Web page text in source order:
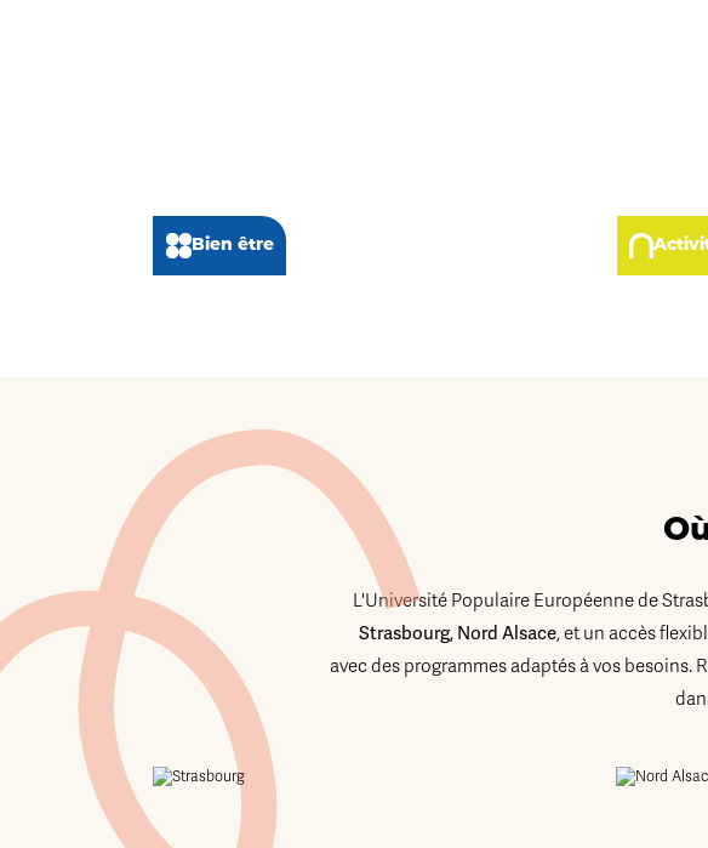
Bien être
L'Université Populaire Européenne de
Strasbourg, Nord Alsace, et un accès
avec des programmes adaptés à vos